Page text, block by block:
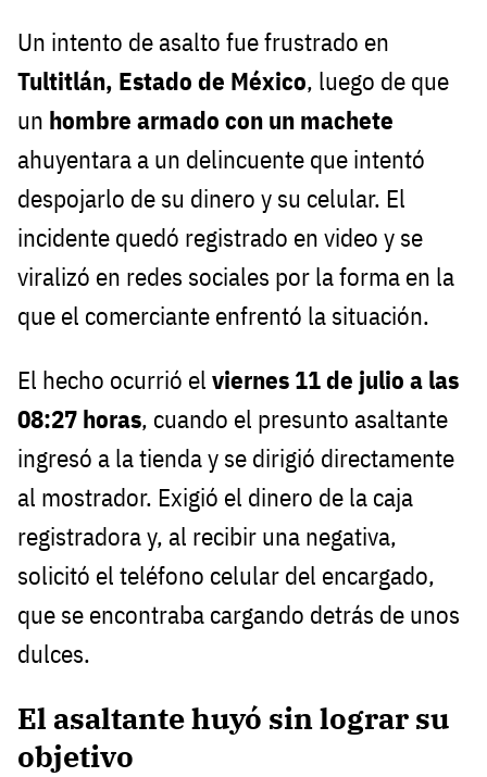
Un intento de asalto fue frustrado en
Tultitlán, Estado de México, luego de que
un hombre armado con un machete
ahuyentara a un delincuente que intentó
despojarlo de su dinero y su celular. El
incidente quedó registrado en video y se
viralizó en redes sociales por la forma en la
que el comerciante enfrentó la situación.
El hecho ocurrió el viernes 11 de julio a las
08:27 horas, cuando el presunto asaltante
ingresó a la tienda y se dirigió directamente
al mostrador. Exigió el dinero de la caja
registradora y, al recibir una negativa,
solicitó el teléfono celular del encargado,
que se encontraba cargando detrás de unos
dulces.
El asaltante huyó sin lograr su
objetivo